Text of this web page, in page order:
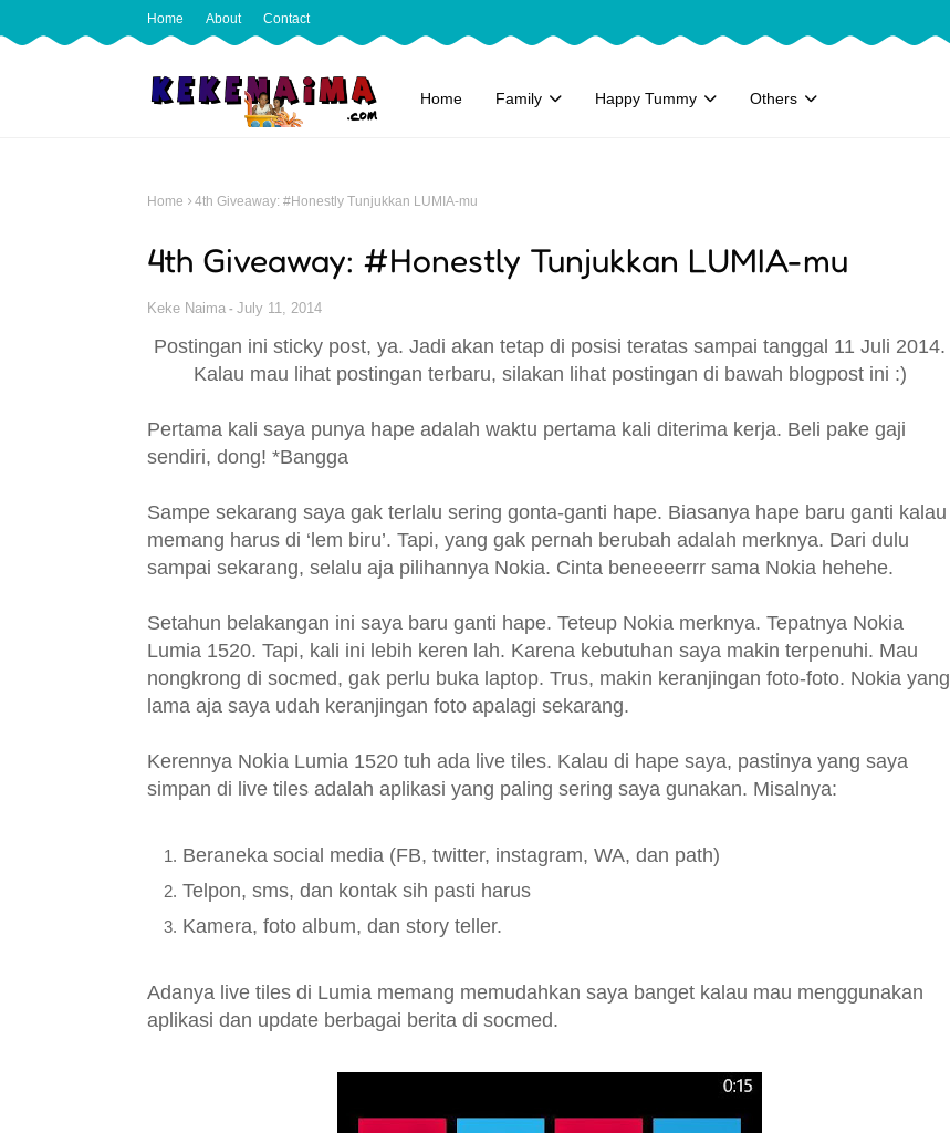
Home About Contact
Home Family Happy Tummy Others
Home 4th Giveaway: #Honestly Tunjukkan LUMIA-mu
4th Giveaway: #Honestly Tunjukkan LUMIA-mu
Keke Naima July 11, 2014
Postingan ini sticky post, ya. Jadi akan tetap di posisi teratas sampai tanggal 11 Juli 2014.
Kalau mau lihat postingan terbaru, silakan lihat postingan di bawah blogpost ini :)
Pertama kali saya punya hape adalah waktu pertama kali diterima kerja. Beli pake gaji
sendiri, dong! *Bangga
Sampe sekarang saya gak terlalu sering gonta-ganti hape. Biasanya hape baru ganti kalau
memang harus di ‘lem biru’. Tapi, yang gak pernah berubah adalah merknya. Dari dulu
sampai sekarang, selalu aja pilihannya Nokia. Cinta beneeeerrr sama Nokia hehehe.
Setahun belakangan ini saya baru ganti hape. Teteup Nokia merknya. Tepatnya Nokia
Lumia 1520. Tapi, kali ini lebih keren lah. Karena kebutuhan saya makin terpenuhi. Mau
nongkrong di socmed, gak perlu buka laptop. Trus, makin keranjingan foto-foto. Nokia yang
lama aja saya udah keranjingan foto apalagi sekarang.
Kerennya Nokia Lumia 1520 tuh ada live tiles. Kalau di hape saya, pastinya yang saya
simpan di live tiles adalah aplikasi yang paling sering saya gunakan. Misalnya:
Beraneka social media (FB, twitter, instagram, WA, dan path)
Telpon, sms, dan kontak sih pasti harus
Kamera, foto album, dan story teller.
Adanya live tiles di Lumia memang memudahkan saya banget kalau mau menggunakan
aplikasi dan update berbagai berita di socmed.